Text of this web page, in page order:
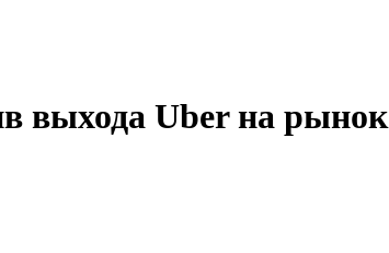
выхода Uber на рынок